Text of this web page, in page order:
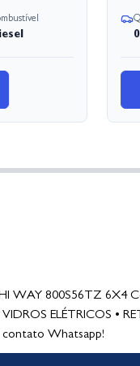
0
WAY 800S56TZ 6X4
ELÉTRICOS •
Whatsapp!